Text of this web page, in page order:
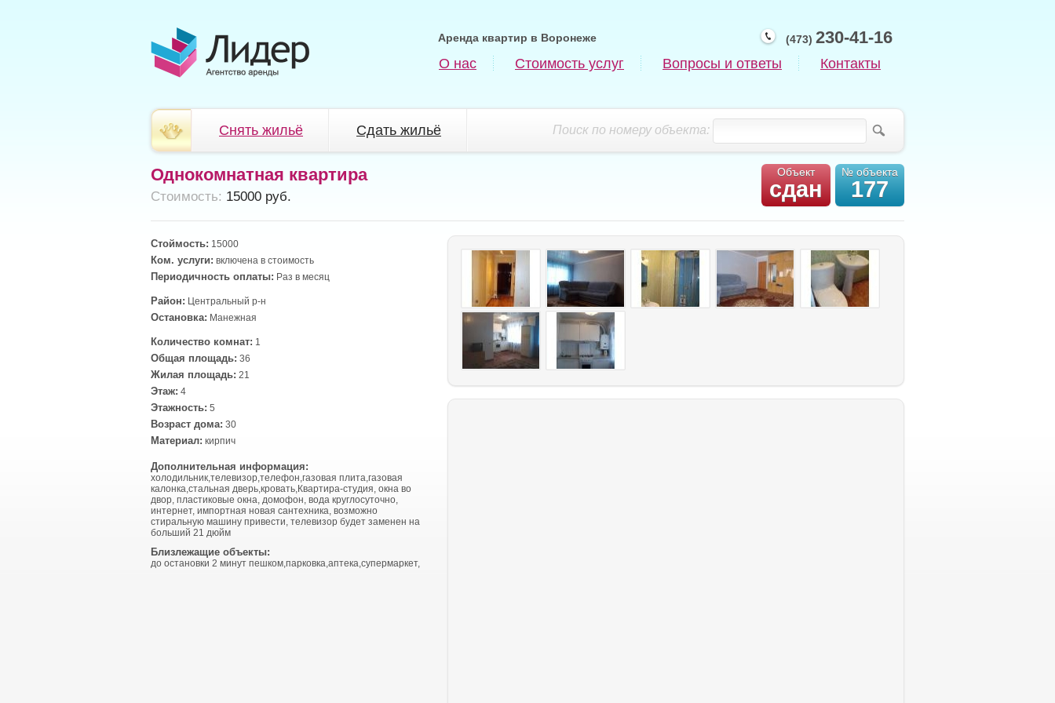
(473) 230-41-16
Аренда квартир в Воронеже
О нас Стоимость услуг Вопросы и ответы Контакты
Поиск по номеру объекта:
Снять жильё Сдать жильё
Объект
сдан
№ объекта
177
Однокомнатная квартира
Cтоимость: 15000 руб.
Стоймость: 15000
Ком. услуги: включена в стоимость
Периодичность оплаты: Раз в месяц
Район: Центральный р-н
Остановка: Манежная
Количество комнат: 1
Общая площадь: 36
Жилая площадь: 21
Этаж: 4
Этажность: 5
Возраст дома: 30
Материал: кирпич
Дополнительная информация:
холодильник,телевизор,телефон,газовая плита,газовая
калонка,стальная дверь,кровать,Квартира-студия, окна во
двор, пластиковые окна, домофон, вода круглосуточно,
интернет, импортная новая сантехника, возможно
стиральную машину привести, телевизор будет заменен на
больший 21 дюйм
Близлежащие объекты:
до остановки 2 минут пешком,парковка,аптека,супермаркет,